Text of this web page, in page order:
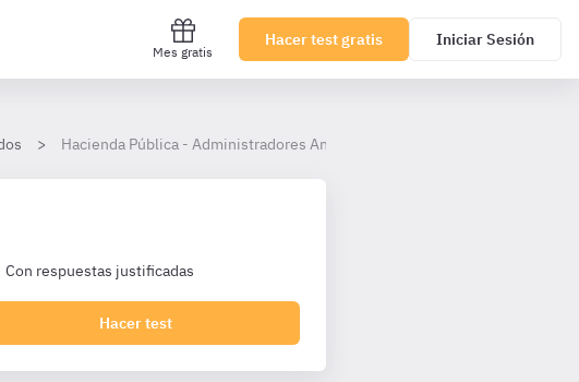
Mes gratis
Hacer test gratis Iniciar Sesión
Hacienda Pública - Administradores Andalucía A1
Con respuestas justificadas
Hacer test